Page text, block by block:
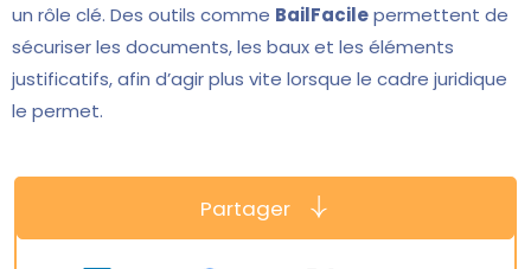
un rôle clé. Des outils comme BailFacilepermettent de
sécuriser les documents, les baux et les éléments
justificatifs, afin d’agir plus vite lorsque le cadre juridique
le permet.
Partager